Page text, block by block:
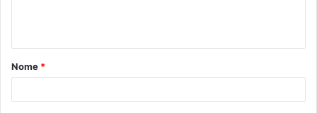
á
r
Nome *